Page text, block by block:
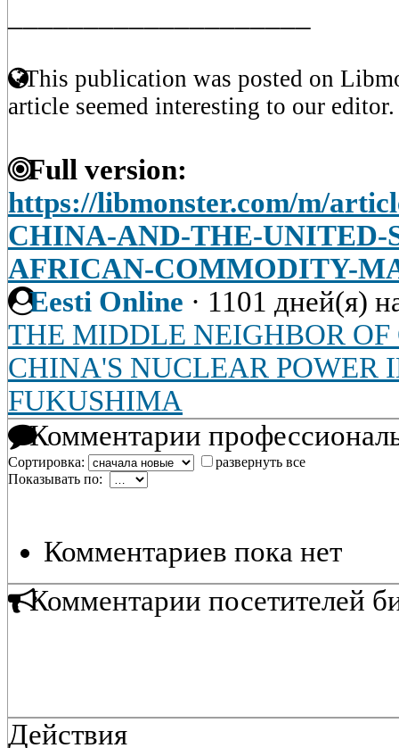
This publication was posted on
article seemed interesting to our editor.
Full version:
https://libmonster.com/m/
CHINA-AND-THE-UNITED-
AFRICAN-COMMODITY-
Eesti Online · 1101 дней(я)
THE MIDDLE NEIGHBOR OF
CHINA'S NUCLEAR POWER
FUKUSHIMA
Комментарии
Сортировка:
развернуть все
Показывать по:
Комментариев пока нет
Комментарии посетителей
Действия